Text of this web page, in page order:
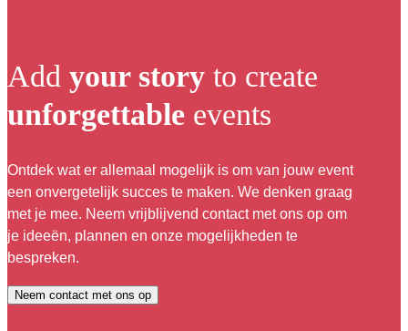
Add your story to create
unforgettable events
Ontdek wat er allemaal mogelijk is om van jouw event
een onvergetelijk succes te maken. We denken graag
met je mee. Neem vrijblijvend contact met ons op om
je ideeën, plannen en onze mogelijkheden te
bespreken.
Neem contact met ons op